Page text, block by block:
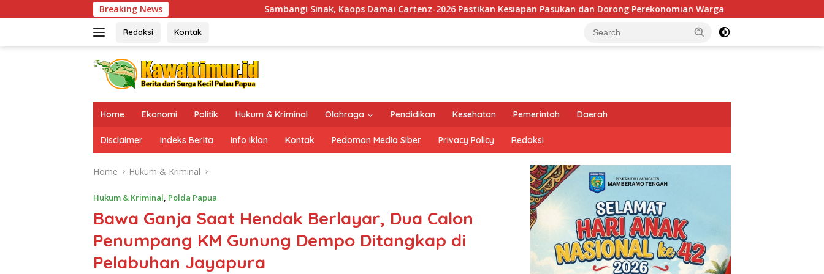
to
Breaking NewsSambangi Sinak, Kaops Damai Cartenz-2026 Pastikan Kesiapan Pasukan dan Dorong Perekonomian Warga Sentuhan Humanis di Puncak Jaya: Saat
Redaksi Kontak
Home Ekonomi Politik Hukum & Kriminal Olahraga Pendidikan Kesehatan Pemerintah Daerah
Disclaimer Indeks Berita Info Iklan Kontak Pedoman Media Siber Privacy Policy Redaksi
Home Hukum & Kriminal
Hukum & Kriminal, Polda Papua
Bawa Ganja Saat Hendak Berlayar, Dua Calon
Penumpang KM Gunung Dempo Ditangkap di
Pelabuhan Jayapura